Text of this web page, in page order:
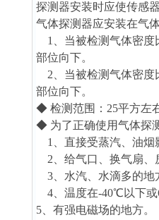
探测器安装时应使传感
气体探测器应安装在气
1、当被检测气体密度
部位向下。
2、当被检测气体密度
部位向下。
◆ 检测范围：25平方左
◆ 为了正确使用气体探
1、直接受蒸汽、油烟
2、给气口、换气扇、
3、水汽、水滴多的地
4、温度在-40℃以下
5、有强电磁场的地方。